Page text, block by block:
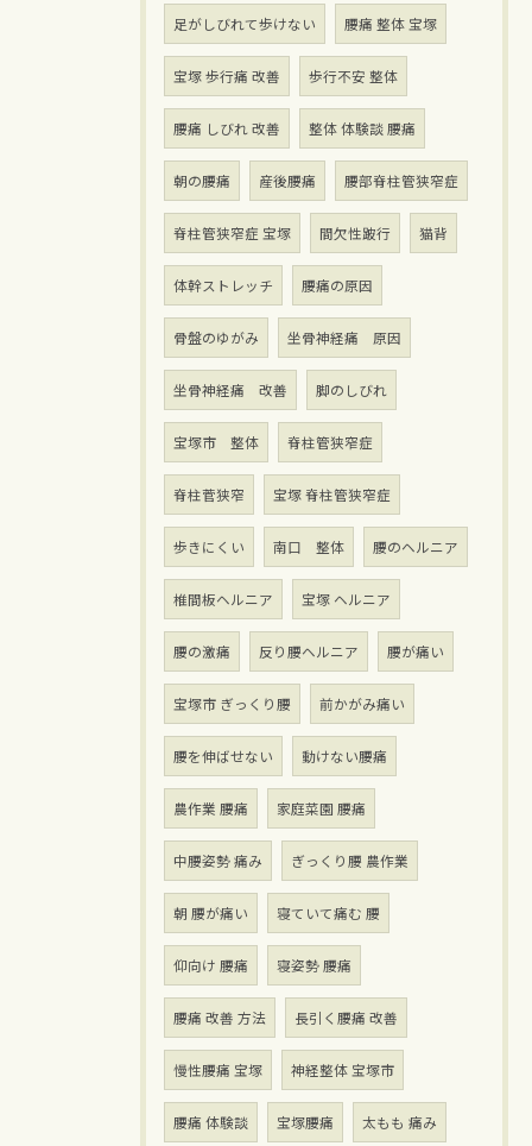
足がしびれて歩けない 腰痛 整体 宝塚
宝塚 歩行痛 改善 歩行不安 整体
腰痛 しびれ 改善 整体 体験談 腰痛
朝の腰痛 産後腰痛 腰部脊柱管狭窄症
脊柱管狭窄症 宝塚 間欠性跛行 猫背
体幹ストレッチ 腰痛の原因
骨盤のゆがみ 坐骨神経痛 原因
坐骨神経痛 改善 脚のしびれ
宝塚市 整体 脊柱管狭窄症
脊柱菅狭窄 宝塚 脊柱管狭窄症
歩きにくい 南口 整体 腰のヘルニア
椎間板ヘルニア 宝塚 ヘルニア
腰の激痛 反り腰ヘルニア 腰が痛い
宝塚市 ぎっくり腰 前かがみ痛い
腰を伸ばせない 動けない腰痛
農作業 腰痛 家庭菜園 腰痛
中腰姿勢 痛み ぎっくり腰 農作業
朝 腰が痛い 寝ていて痛む 腰
仰向け 腰痛 寝姿勢 腰痛
腰痛 改善 方法 長引く腰痛 改善
慢性腰痛 宝塚 神経整体 宝塚市
腰痛 体験談 宝塚腰痛 太もも 痛み